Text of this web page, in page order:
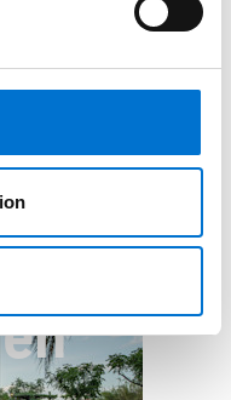
en Tarragona